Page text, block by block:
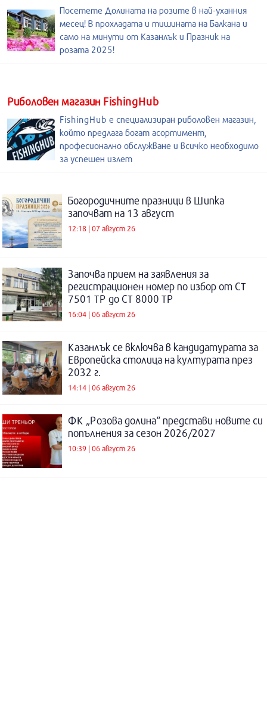
Посетете Долината на розите в най-уханния
месец! В прохладата и тишината на Балкана и
само на минути от Казанлък и Празник на
розата 2025!
Риболовен магазин FishingHub
FishingHub е специализиран риболовен магазин,
който предлага богат асортимент,
професионално обслужване и всичко необходимо
за успешен излет
Богородичните празници в Шипка
започват на 13 август
12:18 | 07 август 26
Започва прием на заявления за
регистрационен номер по избор от СТ
7501 ТР до СТ 8000 ТР
16:04 | 06 август 26
Казанлък се включва в кандидатурата за
Европейска столица на културата през
2032 г.
14:14 | 06 август 26
ФК „Розова долина“ представи новите си
попълнения за сезон 2026/2027
10:39 | 06 август 26